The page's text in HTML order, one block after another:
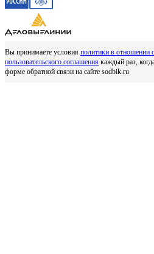
Вы принимаете условия политики в отношении
пользовательского соглашения каждый раз,
форме обратной связи на сайте sodbik.ru